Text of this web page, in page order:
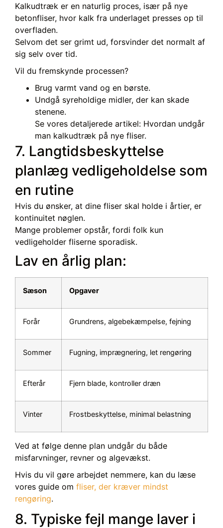
Kalkudtræk er en naturlig proces, især på nye
betonfliser, hvor kalk fra underlaget presses op til
overfladen.
Selvom det ser grimt ud, forsvinder det normalt af
sig selv over tid.
Vil du fremskynde processen?
Brug varmt vand og en børste.
Undgå syreholdige midler, der kan skade
stenene.
Se vores detaljerede artikel: Hvordan undgår
man kalkudtræk på nye fliser.
7. Langtidsbeskyttelse
planlæg vedligeholdelse som
en rutine
Hvis du ønsker, at dine fliser skal holde i årtier, er
kontinuitet nøglen.
Mange problemer opstår, fordi folk kun
vedligeholder fliserne sporadisk.
Lav en årlig plan:
Sæson Opgaver
Forår Grundrens, algebekæmpelse, fejning
Sommer Fugning, imprægnering, let rengøring
Efterår Fjern blade, kontroller dræn
Vinter Frostbeskyttelse, minimal belastning
Ved at følge denne plan undgår du både
misfarvninger, revner og algevækst.
Hvis du vil gøre arbejdet nemmere, kan du læse
vores guide om fliser, der kræver mindst
rengøring.
8. Typiske fejl mange laver i